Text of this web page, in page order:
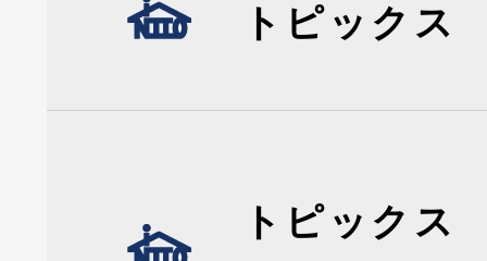
トピックス
トピックス